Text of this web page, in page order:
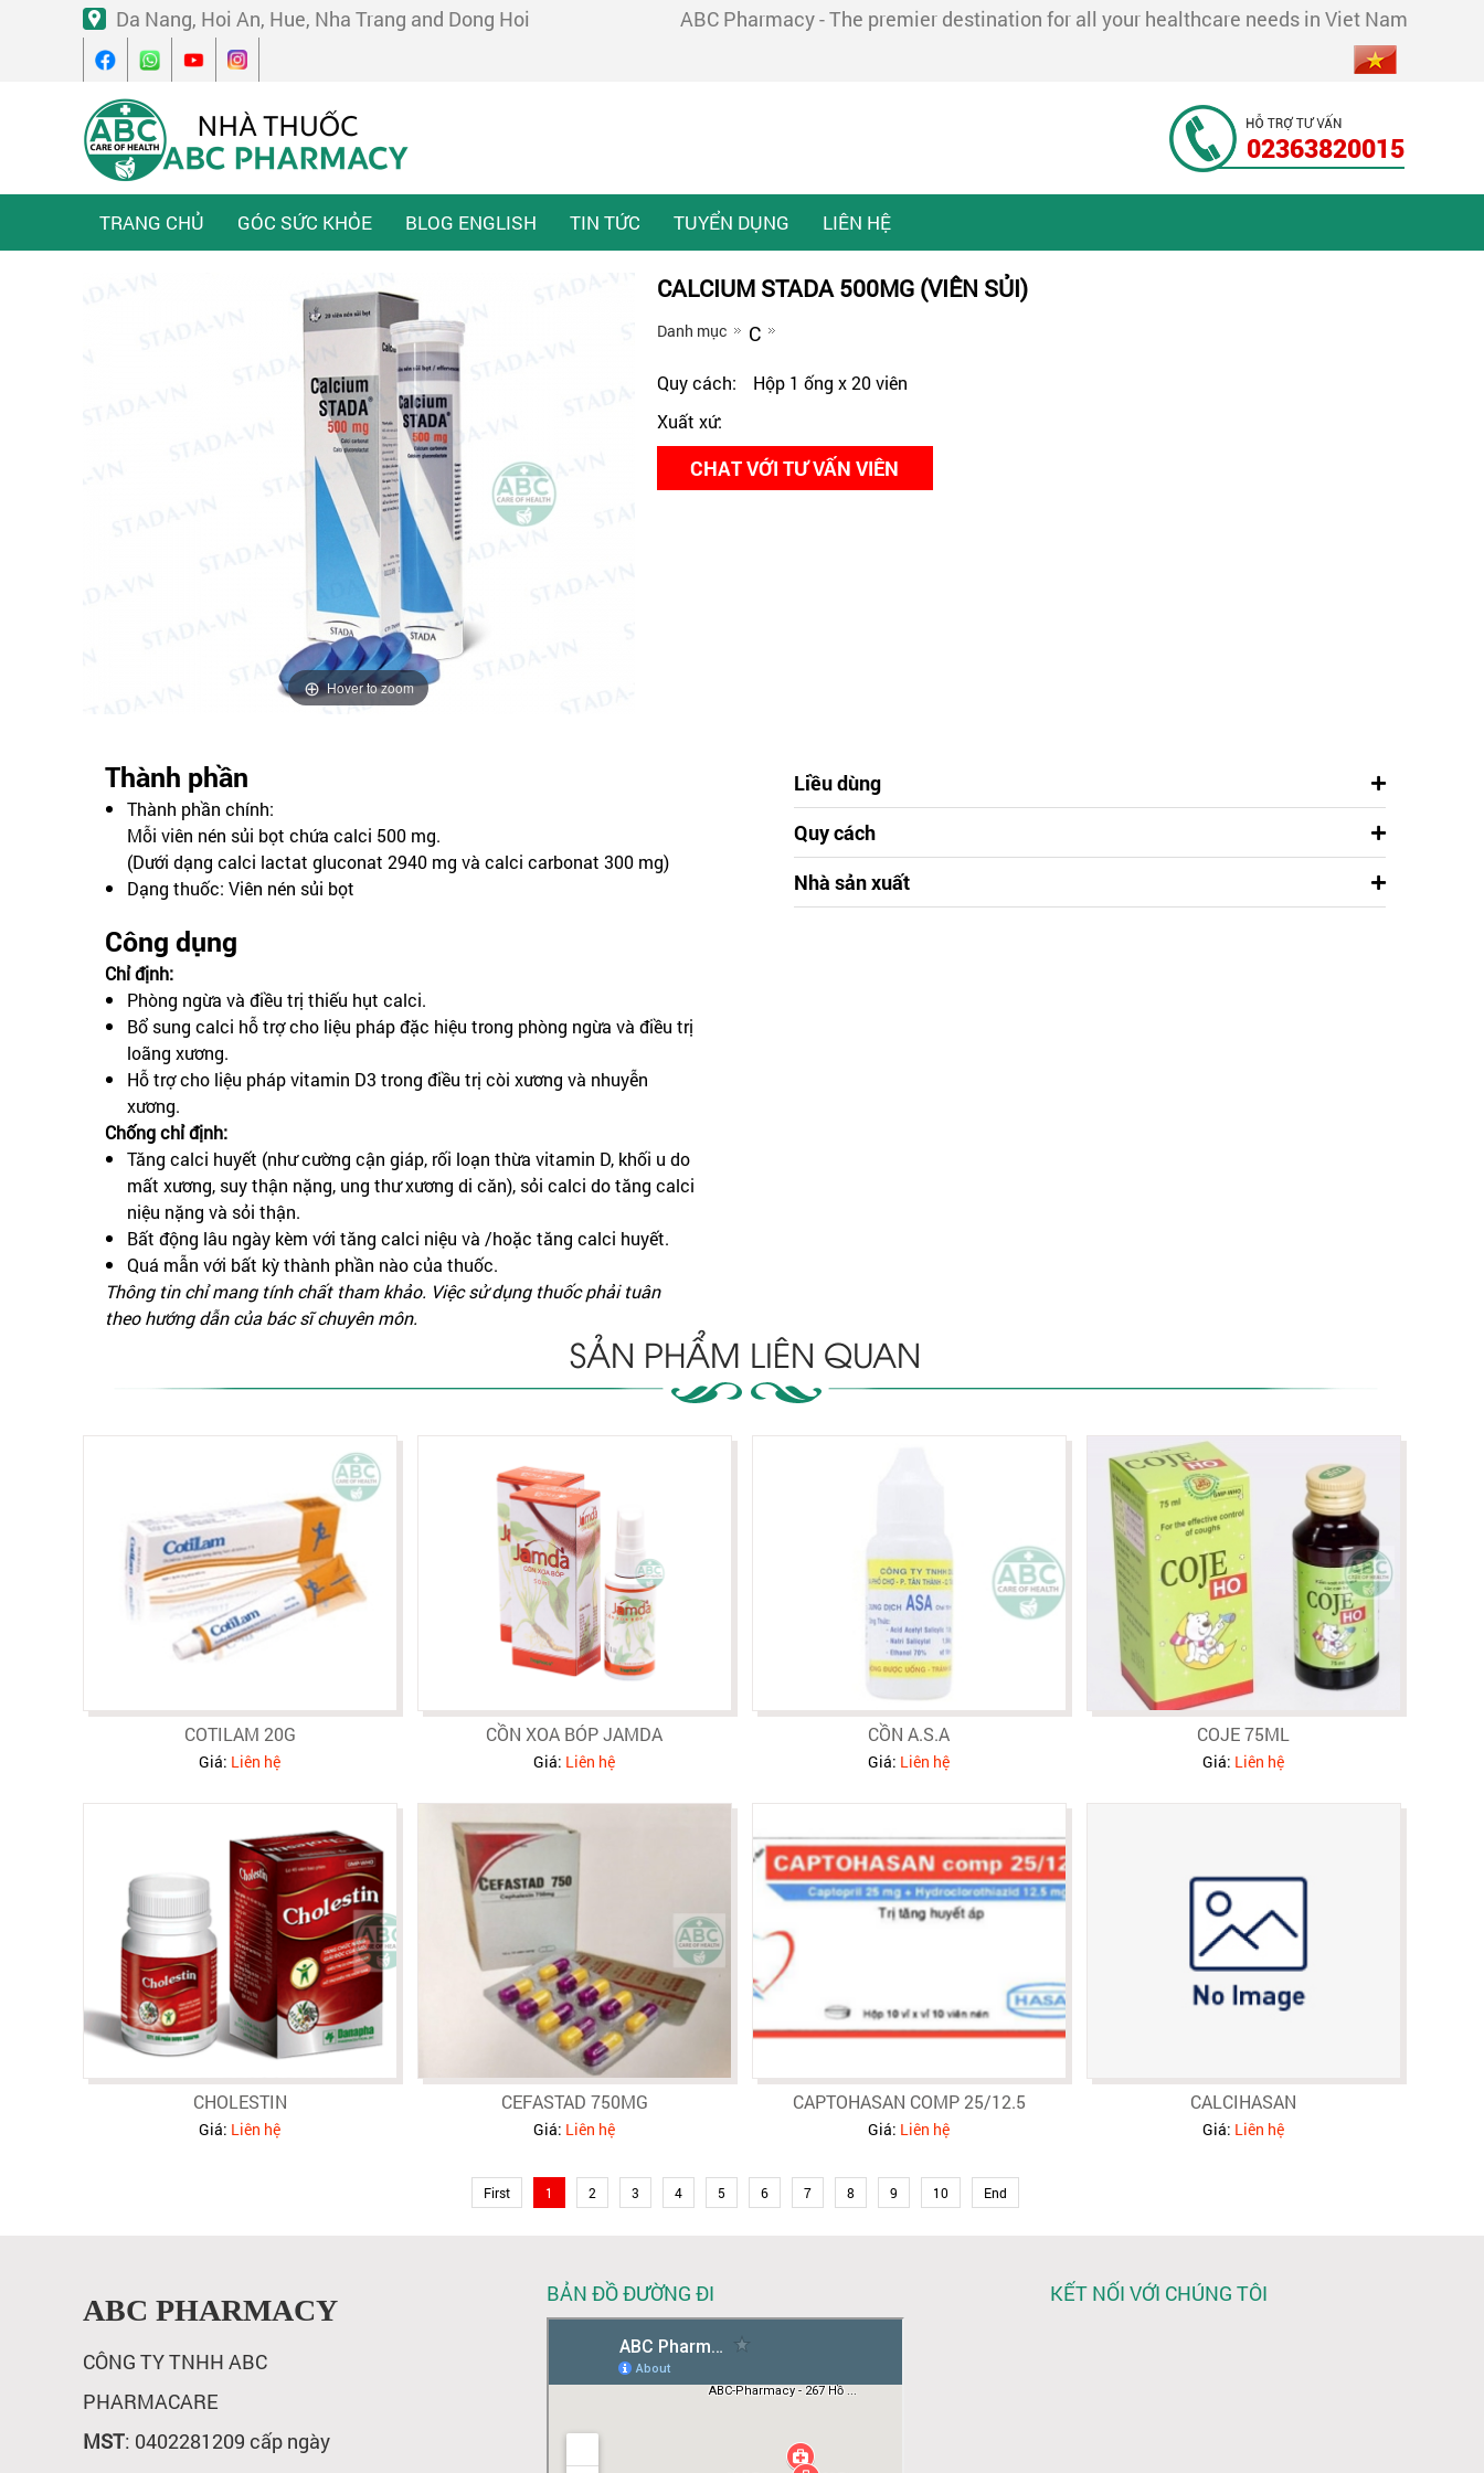
Da Nang, Hoi An, Hue, Nha Trang and Dong Hoi ABC Pharmacy - The premier destination for all your healthcare needs in Viet Nam
02363820015
TRANG CHỦ GÓC SỨC KHỎE BLOG ENGLISH TIN TỨC TUYỂN DỤNG LIÊN HỆ
Hover to zoom
CALCIUM STADA 500MG (VIÊN SỦI)
Danh mục C
Quy cách:
Hộp 1 ống x 20 viên
Xuất xứ:
CHAT VỚI TƯ VẤN VIÊN
Thành phần
Thành phần chính:
Mỗi viên nén sủi bọt chứa calci 500 mg.
(Dưới dạng calci lactat gluconat 2940 mg và calci carbonat 300 mg)
Dạng thuốc: Viên nén sủi bọt
Công dụng
Chỉ định:
Phòng ngừa và điều trị thiếu hụt calci.
Bổ sung calci hỗ trợ cho liệu pháp đặc hiệu trong phòng ngừa và điều trị
loãng xương.
Hỗ trợ cho liệu pháp vitamin D3 trong điều trị còi xương và nhuyễn
xương.
Chống chỉ định:
Tăng calci huyết (như cường cận giáp, rối loạn thừa vitamin D, khối u do
mất xương, suy thận nặng, ung thư xương di căn), sỏi calci do tăng calci
niệu nặng và sỏi thận.
Bất động lâu ngày kèm với tăng calci niệu và /hoặc tăng calci huyết.
Quá mẫn với bất kỳ thành phần nào của thuốc.
Thông tin chỉ mang tính chất tham khảo. Việc sử dụng thuốc phải tuân
theo hướng dẫn của bác sĩ chuyên môn.
Liều dùng
Quy cách
Nhà sản xuất
SẢN PHẨM LIÊN QUAN
COTILAM 20G
Giá: Liên hệ
CỒN XOA BÓP JAMDA
Giá: Liên hệ
CỒN A.S.A
Giá: Liên hệ
COJE 75ML
Giá: Liên hệ
CHOLESTIN
Giá: Liên hệ
CEFASTAD 750MG
Giá: Liên hệ
CAPTOHASAN COMP 25/12.5
Giá: Liên hệ
CALCIHASAN
Giá: Liên hệ
First 1 2 3 4 5 6 7 8 9 10 End
ABC PHARMACY
CÔNG TY TNHH ABC
PHARMACARE
MST: 0402281209 cấp ngày
BẢN ĐỒ ĐƯỜNG ĐI KẾT NỐI VỚI CHÚNG TÔI